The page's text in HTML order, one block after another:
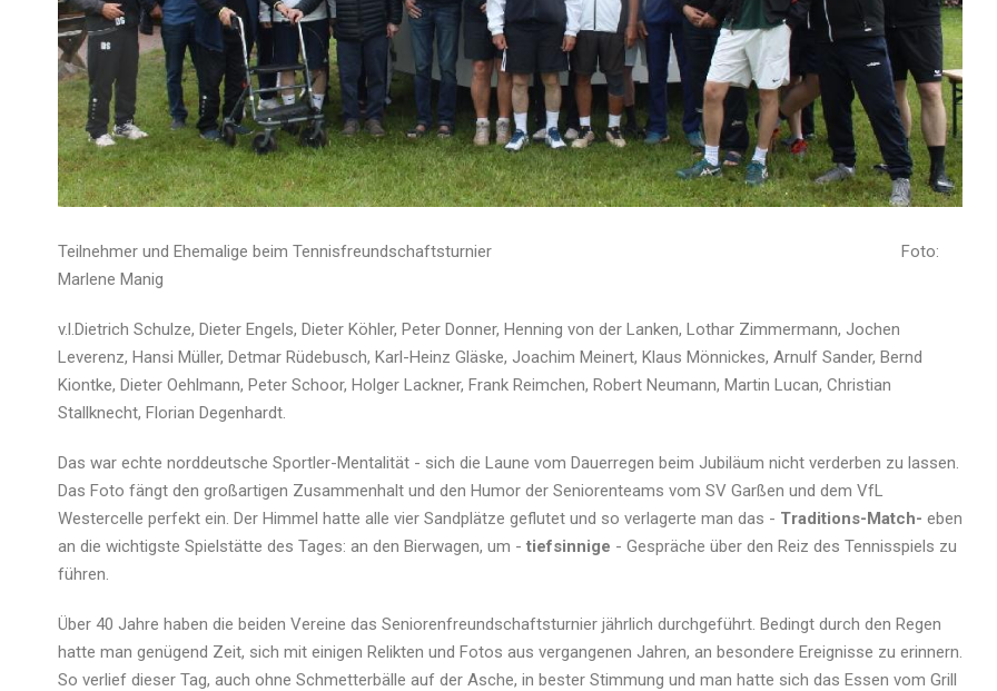
Teilnehmer und Ehemalige beim Tennisfreundschaftsturnier Foto:
Marlene Manig
v.l.Dietrich Schulze, Dieter Engels, Dieter Köhler, Peter Donner, Henning von der Lanken, Lothar Zimmermann, Jochen
Leverenz, Hansi Müller, Detmar Rüdebusch, Karl-Heinz Gläske, Joachim Meinert, Klaus Mönnickes, Arnulf Sander, Bernd
Kiontke, Dieter Oehlmann, Peter Schoor, Holger Lackner, Frank Reimchen, Robert Neumann, Martin Lucan, Christian
Stallknecht, Florian Degenhardt.
Das war echte norddeutsche Sportler-Mentalität - sich die Laune vom Dauerregen beim Jubiläum nicht verderben zu lassen.
Das Foto fängt den großartigen Zusammenhalt und den Humor der Seniorenteams vom SV Garßen und dem VfL
Westercelle perfekt ein. Der Himmel hatte alle vier Sandplätze geflutet und so verlagerte man das - Traditions-Match- eben
an die wichtigste Spielstätte des Tages: an den Bierwagen, um - tiefsinnige - Gespräche über den Reiz des Tennisspiels zu
führen.
Über 40 Jahre haben die beiden Vereine das Seniorenfreundschaftsturnier jährlich durchgeführt. Bedingt durch den Regen
hatte man genügend Zeit, sich mit einigen Relikten und Fotos aus vergangenen Jahren, an besondere Ereignisse zu erinnern.
So verlief dieser Tag, auch ohne Schmetterbälle auf der Asche, in bester Stimmung und man hatte sich das Essen vom Grill